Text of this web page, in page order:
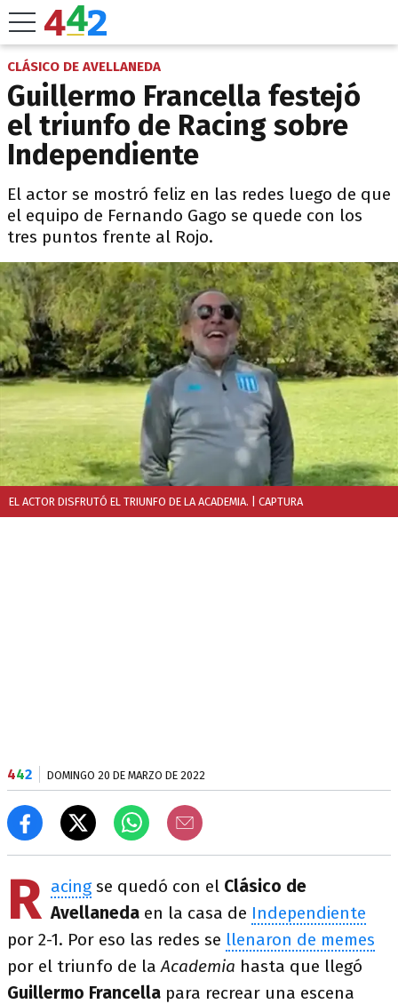
CLÁSICO DE AVELLANEDA
Guillermo Francella festejó
el triunfo de Racing sobre
Independiente
El actor se mostró feliz en las redes luego de que
el equipo de Fernando Gago se quede con los
tres puntos frente al Rojo.
EL ACTOR DISFRUTÓ EL TRIUNFO DE LA ACADEMIA. | CAPTURA
442 DOMINGO 20 DE MARZO DE 2022
R acingse quedó con el Clásico de
Avellaneda en la casa de Independiente
por 2-1. Por eso las redes se llenaron de memes
por el triunfo de laAcademia hasta que llegó
Guillermo Francella para recrear una escena